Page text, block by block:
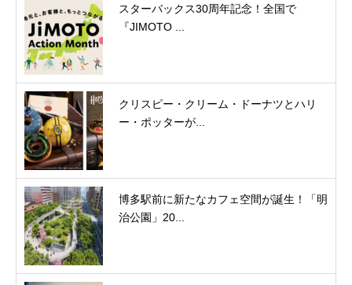
スターバックス30周年記念！全国で
『JIMOTO ...
クリスピー・クリーム・ドーナツとハリ
ー・ポッターが...
博多駅前に新たなカフェ空間が誕生！「明
治公園」20...